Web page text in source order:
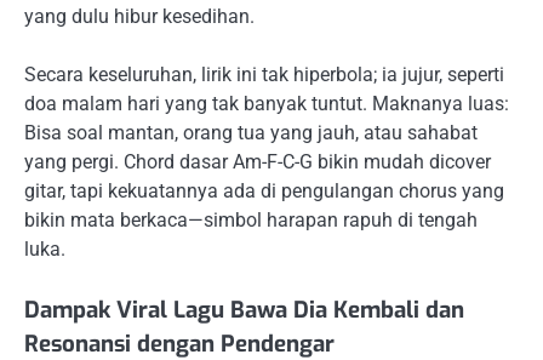
yang dulu hibur kesedihan.
Secara keseluruhan, lirik ini tak hiperbola; ia jujur, seperti
doa malam hari yang tak banyak tuntut. Maknanya luas:
Bisa soal mantan, orang tua yang jauh, atau sahabat
yang pergi. Chord dasar Am-F-C-G bikin mudah dicover
gitar, tapi kekuatannya ada di pengulangan chorus yang
bikin mata berkaca—simbol harapan rapuh di tengah
luka.
Dampak Viral Lagu Bawa Dia Kembali dan
Resonansi dengan Pendengar